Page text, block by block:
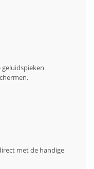
met de handige